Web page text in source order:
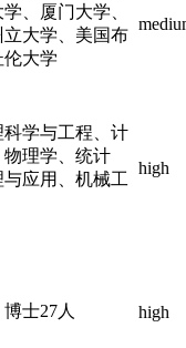
、厦门大学、
大学、美国布
大学
学与工程、计
理学、统计
应用、机械工
high
士27人 high